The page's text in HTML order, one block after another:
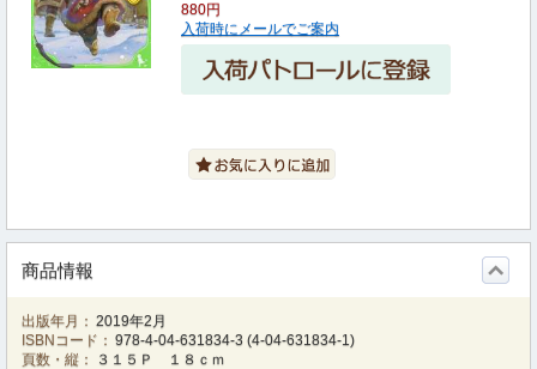
880円
入荷時にメールでご案内
商品情報
出版年月： 2019年2月
ISBNコード： 978-4-04-631834-3 (4-04-631834-1)
頁数・縦：
３１５Ｐ １８ｃｍ